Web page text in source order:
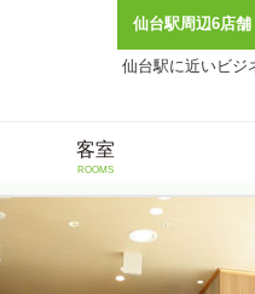
仙台駅周辺6店
仙台駅に近いビジ
客室
ROOMS